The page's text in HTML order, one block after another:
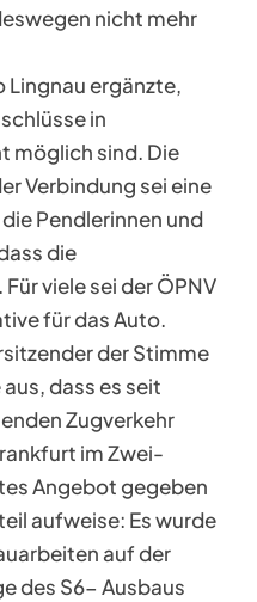
nicht mehr
ergänzte,
in
möglich sind. Die
Verbindung sei eine
Pendlerinnen und
die
viele sei der ÖPNV
für das Auto.
der Stimme
dass es seit
Zugverkehr
im Zwei-
Angebot gegeben
aufweise: Es wurde
auf der
des S6- Ausbaus